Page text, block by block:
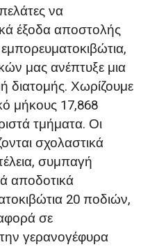
να
έξοδα αποστολής
εμπορευματοκιβώτια,
μας ανέπτυξε μια
διατομής. Χωρίζουμε
μήκους 17,868
τμήματα. Οι
σχολαστικά
συμπαγή
αποδοτικά
20 ποδιών,
σε
γερανογέφυρα